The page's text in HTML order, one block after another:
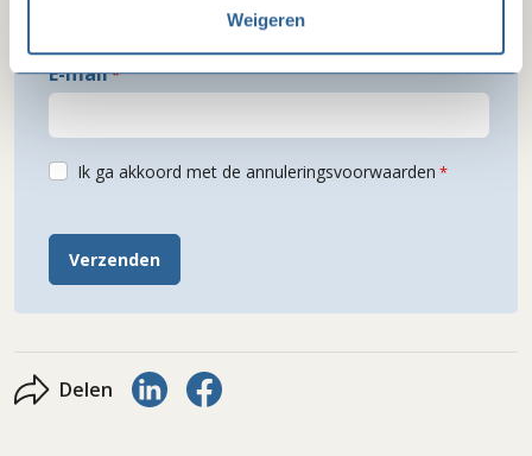
Weigeren
E-mail
Ik ga akkoord met de annuleringsvoorwaarden
Verzenden
Delen Delen via LinkedIn
Delen via Facebook